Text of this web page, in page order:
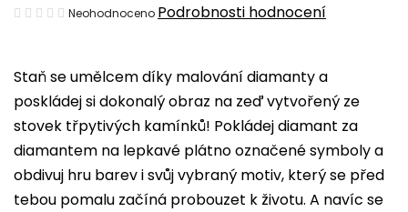
Staň se umělcem díky malování diamanty a
poskládej si dokonalý obraz na zeď vytvořený ze
stovek třpytivých kamínků! Pokládej diamant za
diamantem na lepkavé plátno označené symboly a
obdivuj hru barev i svůj vybraný motiv, který se před
tebou pomalu začíná probouzet k životu. A navíc se
Průměrné
je
0,0
z
5
hvězdiček.
Neohodnoceno Podrobnosti hodnocení